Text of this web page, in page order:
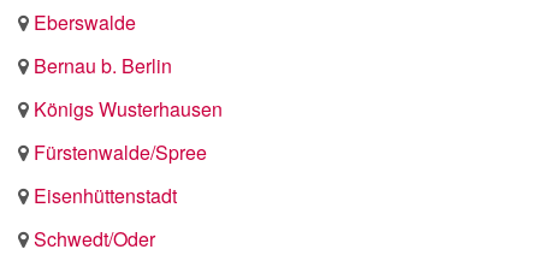
Eberswalde
Bernau b. Berlin
Königs Wusterhausen
Fürstenwalde/Spree
Eisenhüttenstadt
Schwedt/Oder